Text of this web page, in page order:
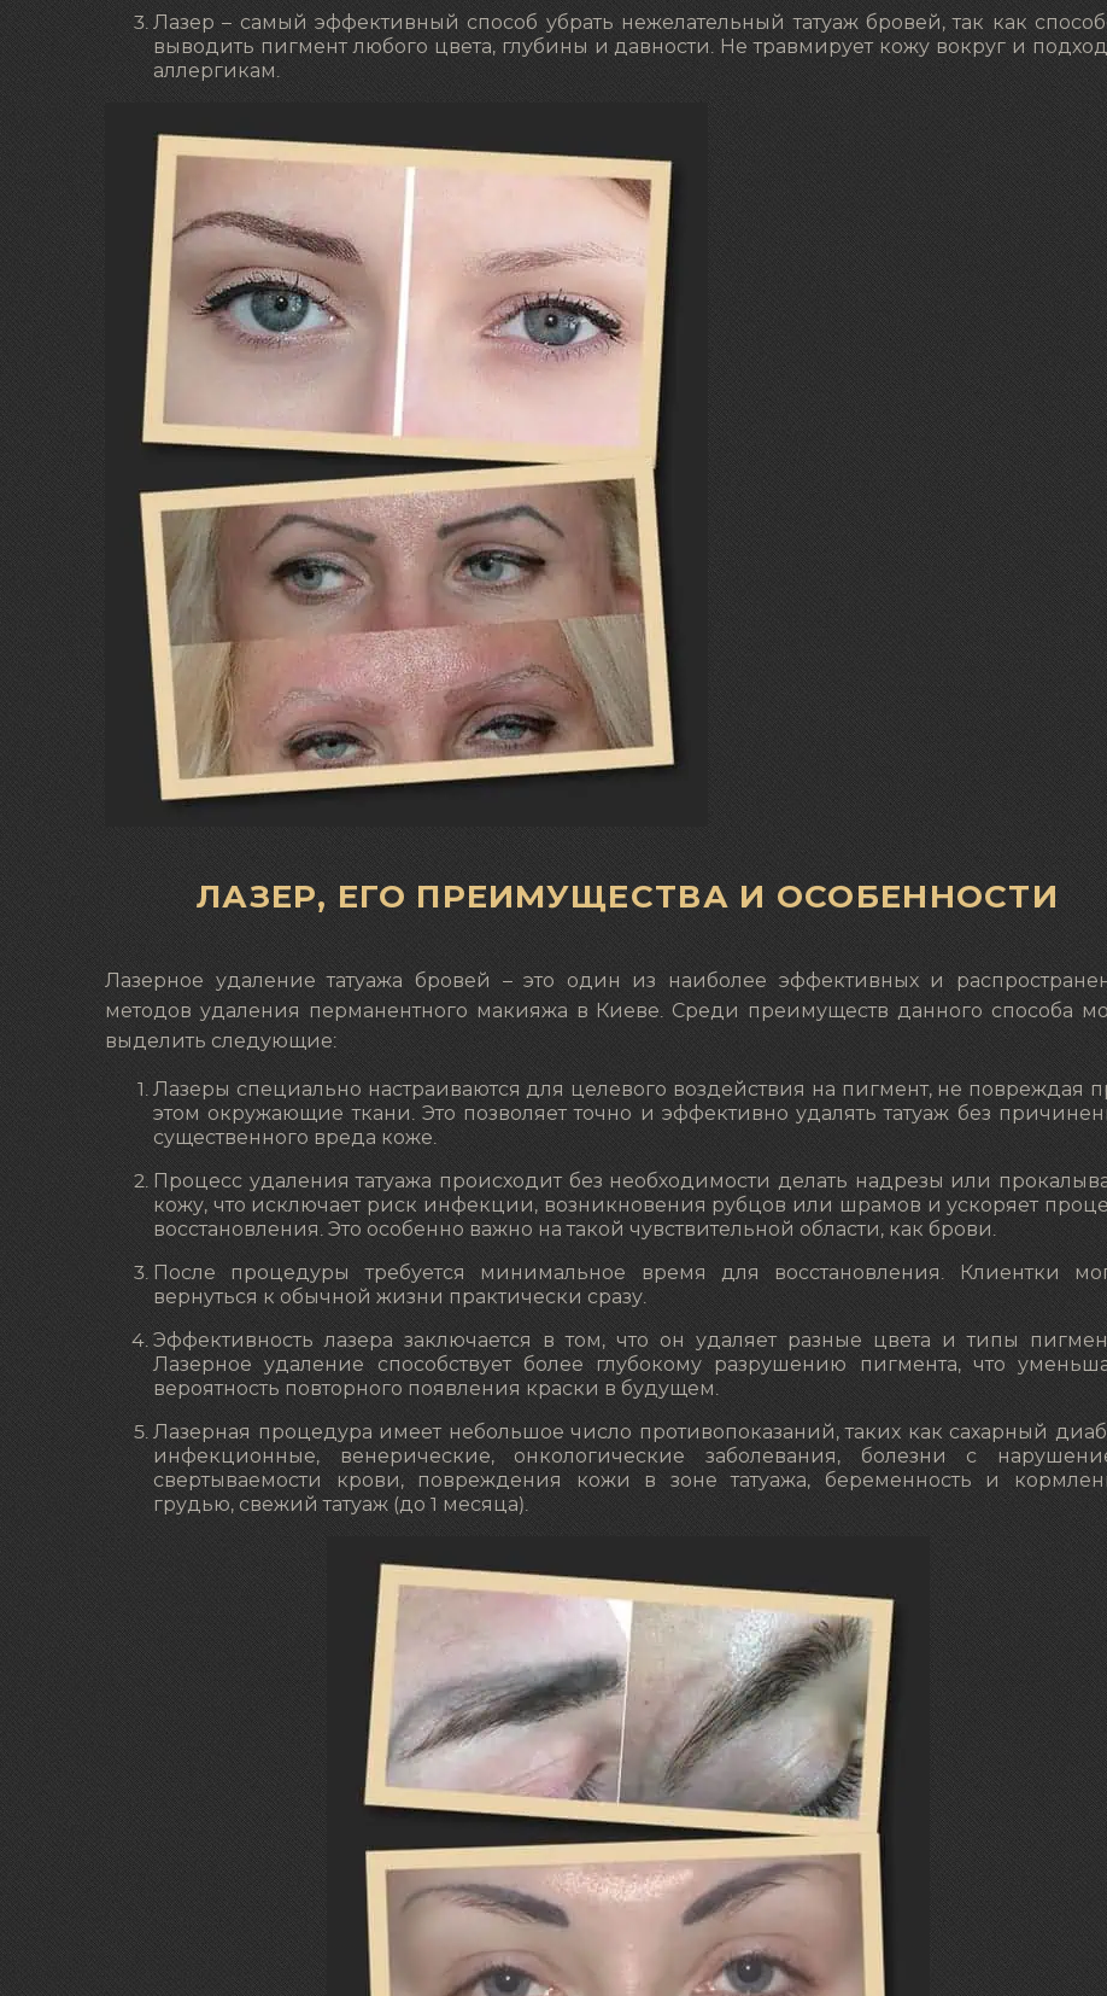
Лазер – самый эффективный способ убрать нежелательный татуаж бровей, так как
выводить пигмент любого цвета, глубины и давности. Не травмирует кожу вокруг и
аллергикам.
ЛАЗЕР, ЕГО ПРЕИМУЩЕСТВА И ОСОБЕННОСТИ
Лазерное удаление татуажа бровей – это один из наиболее эффективных и
методов удаления перманентного макияжа в Киеве. Среди преимуществ данного способа
выделить следующие:
Лазеры специально настраиваются для целевого воздействия на пигмент, не повреждая
этом окружающие ткани. Это позволяет точно и эффективно удалять татуаж без
существенного вреда коже.
Процесс удаления татуажа происходит без необходимости делать надрезы или
кожу, что исключает риск инфекции, возникновения рубцов или шрамов и ускоряет
восстановления. Это особенно важно на такой чувствительной области, как брови.
После процедуры требуется минимальное время для восстановления. Клиентки
вернуться к обычной жизни практически сразу.
Эффективность лазера заключается в том, что он удаляет разные цвета и типы
Лазерное удаление способствует более глубокому разрушению пигмента, что
вероятность повторного появления краски в будущем.
Лазерная процедура имеет небольшое число противопоказаний, таких как сахарный
инфекционные, венерические, онкологические заболевания, болезни с
свертываемости крови, повреждения кожи в зоне татуажа, беременность и
грудью, свежий татуаж (до 1 месяца).